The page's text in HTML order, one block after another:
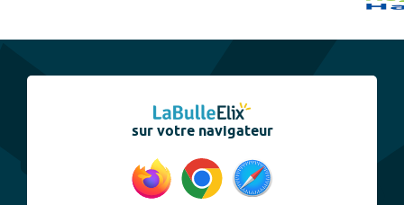
sur votre navigateur